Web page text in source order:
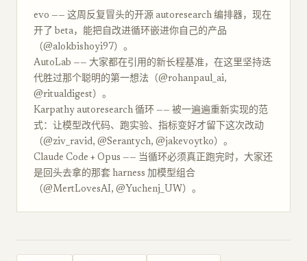
evo —— 这周反复冒头的开源 autoresearch 编排器，现在
开了 beta，能把自改进循环嵌进你自己的产品
（@alokbishoyi97）。
AutoLab —— 大家都在引用的新长程基准，在这里坚持迭
代胜过那个聪明的第一想法（@rohanpaul_ai,
@ritualdigest）。
Karpathy autoresearch 循环 —— 被一遍遍重新实现的范
式：让模型改代码、跑实验、指标变好才留下这次改动
（@ziv_ravid, @Serantych, @jakevoytko）。
Claude Code + Opus —— 当循环必须真正跑完时，大家还
是回头去拿的那套 harness 加模型组合
（@MertLovesAI, @Yuchenj_UW）。